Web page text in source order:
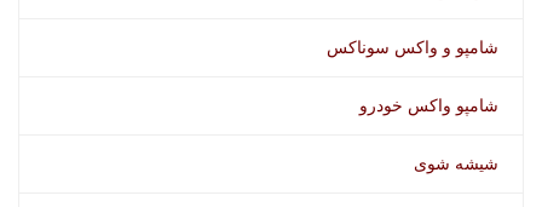
شامپو و واکس سوناکس
شامپو واکس خودرو
شیشه شوی